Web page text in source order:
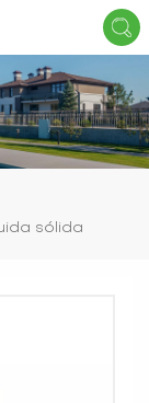
sólida